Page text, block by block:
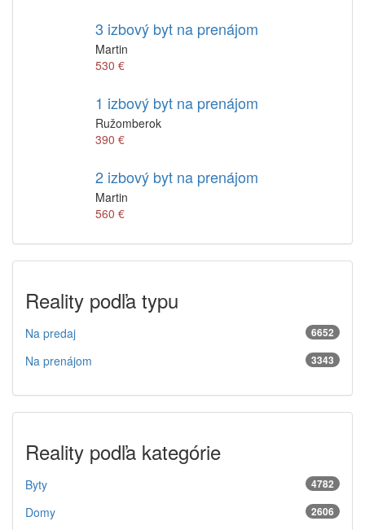
3 izbový byt na prenájom
Martin
530 €
1 izbový byt na prenájom
Ružomberok
390 €
2 izbový byt na prenájom
Martin
560 €
Reality podľa typu
6652
Na predaj
3343
Na prenájom
Reality podľa kategórie
4782
Byty
2606
Domy